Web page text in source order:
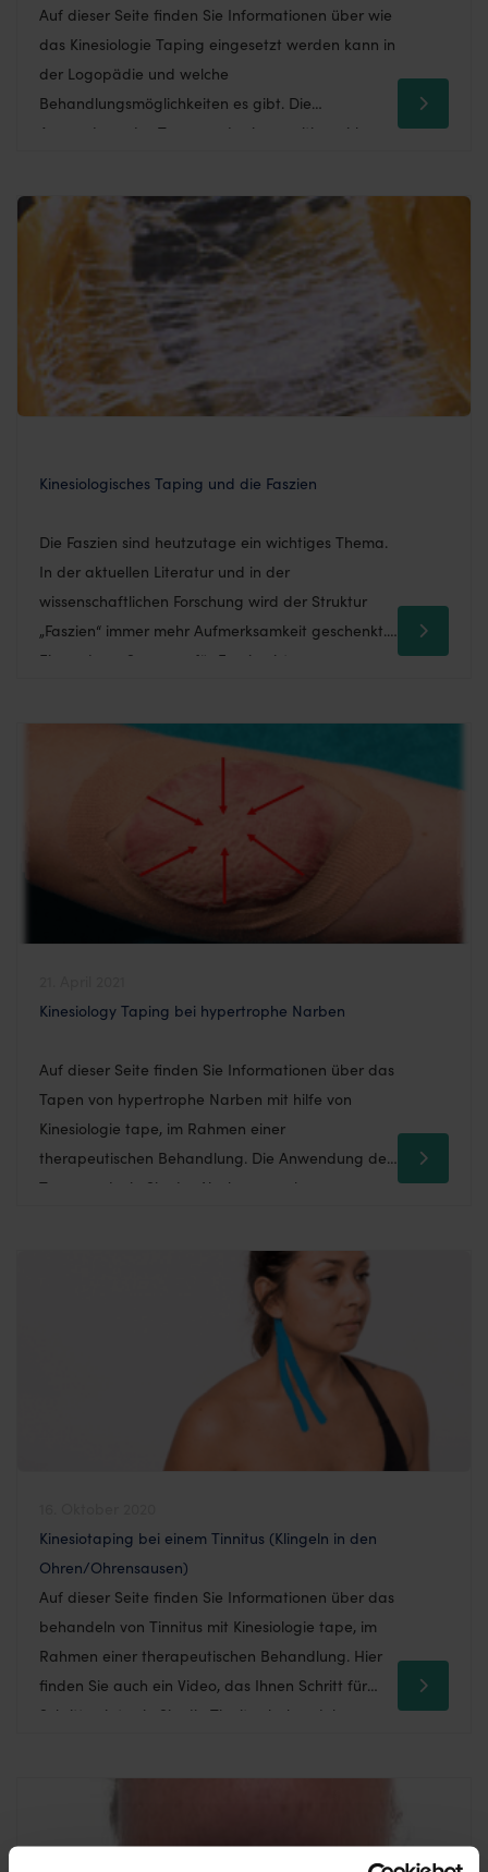
Auf dieser Seite finden Sie Informationen über wie
das Kinesiologie Taping eingesetzt werden kann in
der Logopädie und welche
Behandlungsmöglichkeiten es gibt. Die
Anwendung des Tapes und seine positive wirkung
Logopädie ist das Medical Taping eine wertvolle
Ergänzung im Behandlungsprozess. Ein Partner,
auf den wir gerne zurückgreifen, […]
Kinesiologisches Taping und die Faszien
Die Faszien sind heutzutage ein wichtiges Thema.
In der aktuellen Literatur und in der
wissenschaftlichen Forschung wird der Struktur
„Faszien“ immer mehr Aufmerksamkeit geschenkt.
Ein anderes Synonym für Faszien ist
Faszienstrukturen und die Anwendung neuer
Techniken, um sie zu visualisieren (Dr. Jean-Claude
hierin die Erklärung, […]
Kinesiology Taping bei hypertrophe Narben
Auf dieser Seite finden Sie Informationen über das
Tapen von hypertrophe Narben mit hilfe von
Kinesiologie tape, im Rahmen einer
therapeutischen Behandlung. Die Anwendung des
Tapes und wie Sie das Narbengewebe
Kinesiotaping finden Sie in diesem Beitrag. Was
sind hypertrophe Narben? Die verdickten Narben
entstehen kurz nach der Wundheilung […]
Kinesiotaping bei einem Tinnitus (Klingeln in den
Ohren/Ohrensausen)
Auf dieser Seite finden Sie Informationen über das
behandeln von Tinnitus mit Kinesiologie tape, im
Rahmen einer therapeutischen Behandlung. Hier
finden Sie auch ein Video, das Ihnen Schritt für
Schritt zeigt, wie Sie die Tinnitus behandeln
Klingeln über einen längeren Zeitraum